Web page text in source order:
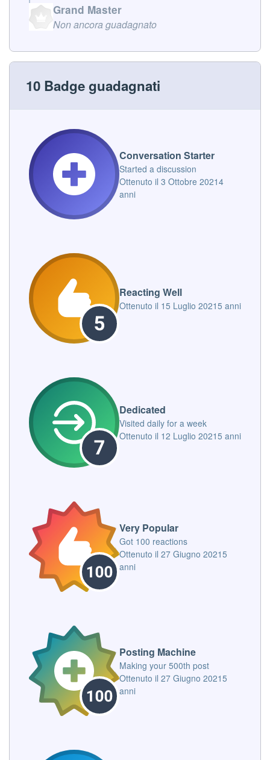
Grand Master
Non ancora guadagnato
10 Badge guadagnati
Conversation Starter
Started a discussion
Ottenuto il 3 Ottobre 20214
anni
Reacting Well
Ottenuto il 15 Luglio 20215 anni
Dedicated
Visited daily for a week
Ottenuto il 12 Luglio 20215 anni
Very Popular
Got 100 reactions
Ottenuto il 27 Giugno 20215
anni
Posting Machine
Making your 500th post
Ottenuto il 27 Giugno 20215
anni